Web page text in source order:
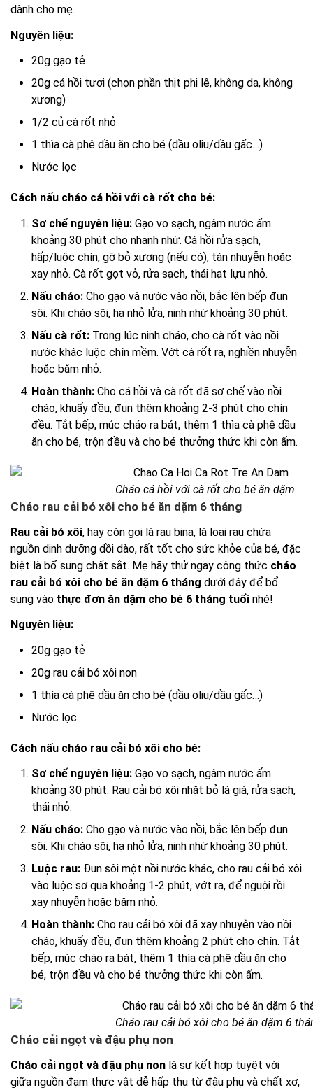
dành cho mẹ.
Nguyên liệu:
20g gạo tẻ
20g cá hồi tươi (chọn phần thịt phi lê, không da, không
xương)
1/2 củ cà rốt nhỏ
1 thìa cà phê dầu ăn cho bé (dầu oliu/dầu gấc…)
Nước lọc
Cách nấu cháo cá hồi với cà rốt cho bé:
Sơ chế nguyên liệu: Gạo vo sạch, ngâm nước ấm
khoảng 30 phút cho nhanh nhừ. Cá hồi rửa sạch,
hấp/luộc chín, gỡ bỏ xương (nếu có), tán nhuyễn hoặc
xay nhỏ. Cà rốt gọt vỏ, rửa sạch, thái hạt lựu nhỏ.
Nấu cháo: Cho gạo và nước vào nồi, bắc lên bếp đun
sôi. Khi cháo sôi, hạ nhỏ lửa, ninh nhừ khoảng 30 phút.
Nấu cà rốt: Trong lúc ninh cháo, cho cà rốt vào nồi
nước khác luộc chín mềm. Vớt cà rốt ra, nghiền nhuyễn
hoặc băm nhỏ.
Hoàn thành: Cho cá hồi và cà rốt đã sơ chế vào nồi
cháo, khuấy đều, đun thêm khoảng 2-3 phút cho chín
đều. Tắt bếp, múc cháo ra bát, thêm 1 thìa cà phê dầu
ăn cho bé, trộn đều và cho bé thưởng thức khi còn ấm.
Cháo cá hồi với cà rốt cho bé ăn dặm
Cháo rau cải bó xôi cho bé ăn dặm 6 tháng
Rau cải bó xôi, hay còn gọi là rau bina, là loại rau chứa
nguồn dinh dưỡng dồi dào, rất tốt cho sức khỏe của bé, đặc
biệt là bổ sung chất sắt. Mẹ hãy thử ngay công thức cháo
rau cải bó xôi cho bé ăn dặm 6 tháng dưới đây để bổ
sung vào thực đơn ăn dặm cho bé 6 tháng tuổi nhé!
Nguyên liệu:
20g gạo tẻ
20g rau cải bó xôi non
1 thìa cà phê dầu ăn cho bé (dầu oliu/dầu gấc…)
Nước lọc
Cách nấu cháo rau cải bó xôi cho bé:
Sơ chế nguyên liệu: Gạo vo sạch, ngâm nước ấm
khoảng 30 phút. Rau cải bó xôi nhặt bỏ lá già, rửa sạch,
thái nhỏ.
Nấu cháo: Cho gạo và nước vào nồi, bắc lên bếp đun
sôi. Khi cháo sôi, hạ nhỏ lửa, ninh nhừ khoảng 30 phút.
Luộc rau: Đun sôi một nồi nước khác, cho rau cải bó xôi
vào luộc sơ qua khoảng 1-2 phút, vớt ra, để nguội rồi
xay nhuyễn hoặc băm nhỏ.
Hoàn thành: Cho rau cải bó xôi đã xay nhuyễn vào nồi
cháo, khuấy đều, đun thêm khoảng 2 phút cho chín. Tắt
bếp, múc cháo ra bát, thêm 1 thìa cà phê dầu ăn cho
bé, trộn đều và cho bé thưởng thức khi còn ấm.
Cháo rau cải bó xôi cho bé ăn dặm 6
Cháo cải ngọt và đậu phụ non
Cháo cải ngọt và đậu phụ non là sự kết hợp tuyệt vời
giữa nguồn đạm thực vật dễ hấp thụ từ đậu phụ và chất xơ,